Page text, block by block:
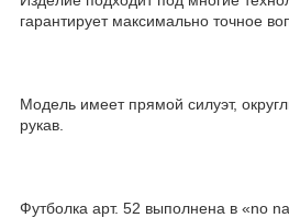
гарантирует максимально точное
Модель имеет прямой силуэт,
рукав.
Футболка арт. 52 выполнена в «no